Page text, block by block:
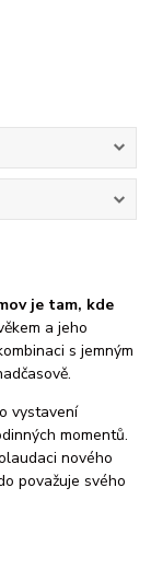
je tam, kde
a jeho
s jemným
vystavení
momentů.
nového
považuje svého